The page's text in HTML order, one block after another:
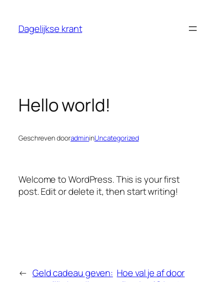
Dagelijkse krant
Hello world!
Geschreven dooradmininUncategorized
Welcome to WordPress. This is your first
post. Edit or delete it, then start writing!
← Geld cadeau geven: Hoe val je af door